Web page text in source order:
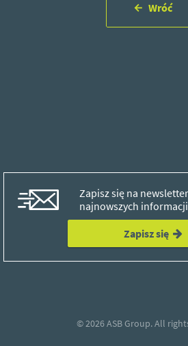
Wróć
Zapisz się na
najnowszych
Zapisz się
© 2026ASB Group.All